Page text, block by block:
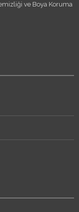
ve Boya Koruma